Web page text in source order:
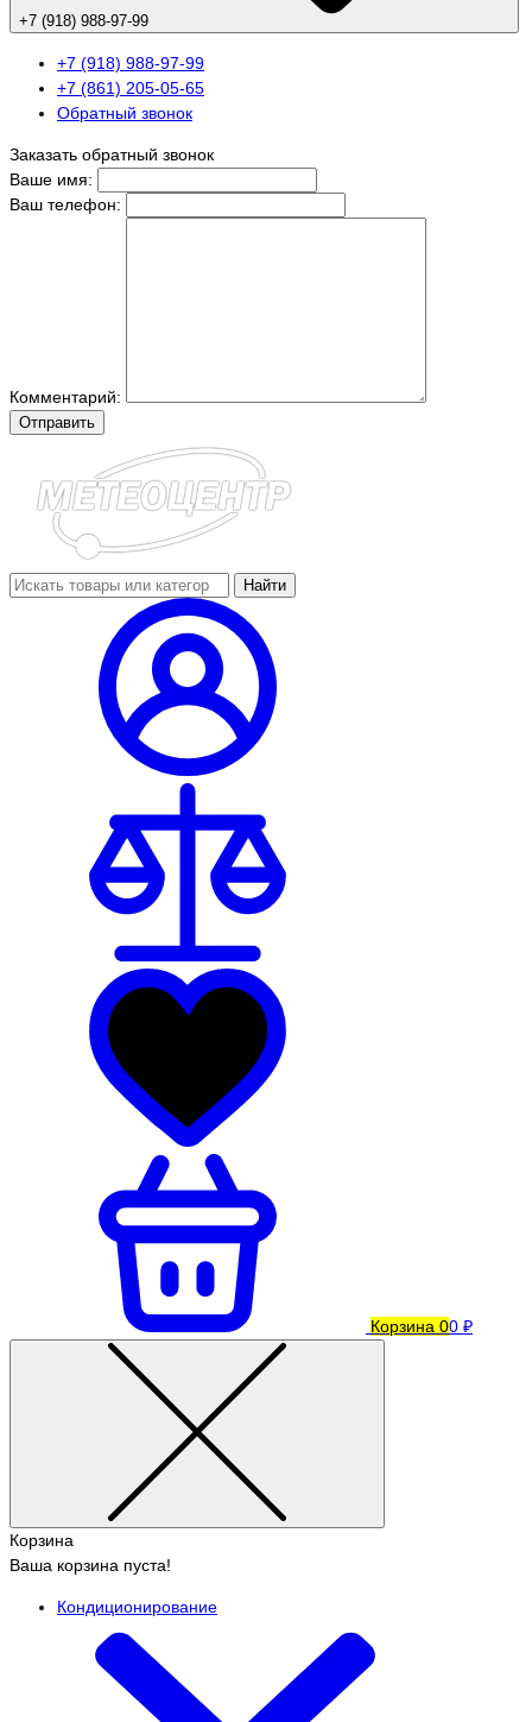
+7 (918) 988-97-99
+7 (918) 988-97-99
+7 (861) 205-05-65
Обратный звонок
Заказать обратный звонок
Ваше имя:
Ваш телефон:
Комментарий:
Отправить
Найти
Корзина 00 ₽
Корзина
Ваша корзина пуста!
Кондиционирование